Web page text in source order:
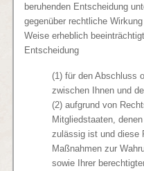
beruhenden Entscheidung
gegenüber rechtliche
Weise erheblich
Entscheidung
(1) für den Abschluss
zwischen Ihnen und
(2) aufgrund von
Mitgliedstaaten,
zulässig ist und diese
Maßnahmen zur
sowie Ihrer